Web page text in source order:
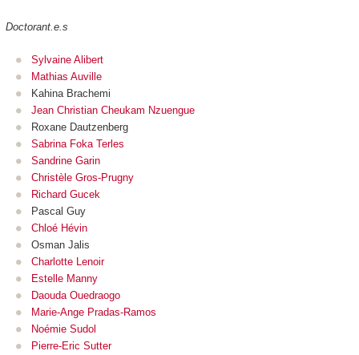
Doctorant.e.s
Sylvaine Alibert
Mathias Auville
Kahina Brachemi
Jean Christian Cheukam Nzuengue
Roxane Dautzenberg
Sabrina Foka Terles
Sandrine Garin
Christèle Gros-Prugny
Richard Gucek
Pascal Guy
Chloé Hévin
Osman Jalis
Charlotte Lenoir
Estelle Manny
Daouda Ouedraogo
Marie-Ange Pradas-Ramos
Noémie Sudol
Pierre-Eric Sutter